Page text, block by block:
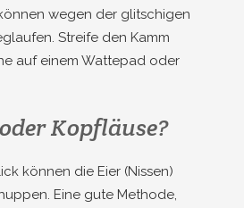
wegen der glitschigen
Streife den Kamm
auf einem Wattepad oder
Kopfläuse?
können die Eier (Nissen)
Eine gute Methode,